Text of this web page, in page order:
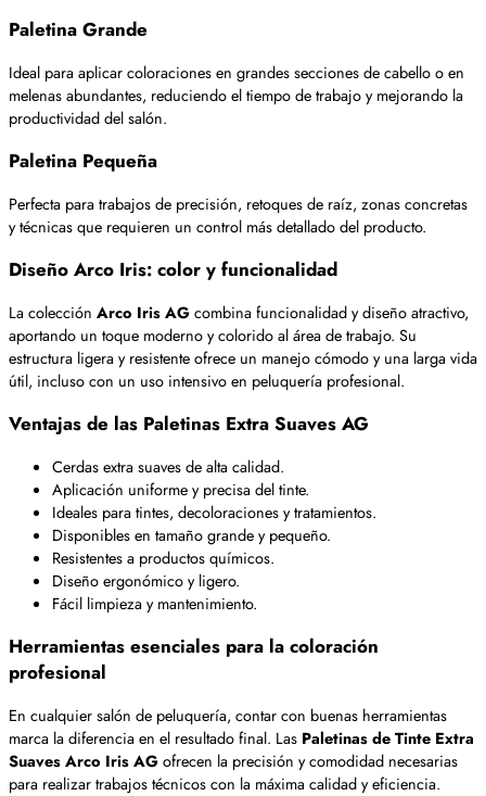
Paletina Grande
Ideal para aplicar coloraciones en grandes secciones de cabello o en
melenas abundantes, reduciendo el tiempo de trabajo y mejorando la
productividad del salón.
Paletina Pequeña
Perfecta para trabajos de precisión, retoques de raíz, zonas concretas
y técnicas que requieren un control más detallado del producto.
Diseño Arco Iris: color y funcionalidad
La colección Arco Iris AGcombina funcionalidad y diseño atractivo,
aportando un toque moderno y colorido al área de trabajo. Su
estructura ligera y resistente ofrece un manejo cómodo y una larga vida
útil, incluso con un uso intensivo en peluquería profesional.
Ventajas de las Paletinas Extra Suaves AG
Cerdas extra suaves de alta calidad.
Aplicación uniforme y precisa del tinte.
Ideales para tintes, decoloraciones y tratamientos.
Disponibles en tamaño grande y pequeño.
Resistentes a productos químicos.
Diseño ergonómico y ligero.
Fácil limpieza y mantenimiento.
Herramientas esenciales para la coloración
profesional
En cualquier salón de peluquería, contar con buenas herramientas
marca la diferencia en el resultado final. Las Paletinas de Tinte Extra
Suaves Arco Iris AGofrecen la precisión y comodidad necesarias
para realizar trabajos técnicos con la máxima calidad y eficiencia.